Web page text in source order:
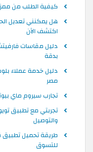
كيفية الطلب من
هل يمكنني تعديل
اكتشف الآن
دليل مقاسات
بدقة
دليل خدمة عملاء
مصر
تجارب سيروم ماي
تجربتي مع تطبيق
والتوصيل
طريقة تحميل تطبيق
للتسوق